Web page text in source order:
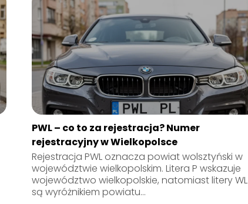
PWL – co to za rejestracja? Numer
rejestracyjny w Wielkopolsce
Rejestracja PWL oznacza powiat wolsztyński w
województwie wielkopolskim. Litera P wskazuje
województwo wielkopolskie, natomiast litery WL
są wyróżnikiem powiatu...